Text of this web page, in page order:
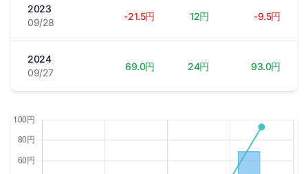
2023
09/28
-21.5円 12円 -9.5円
2024
09/27
69.0円 24円 93.0円